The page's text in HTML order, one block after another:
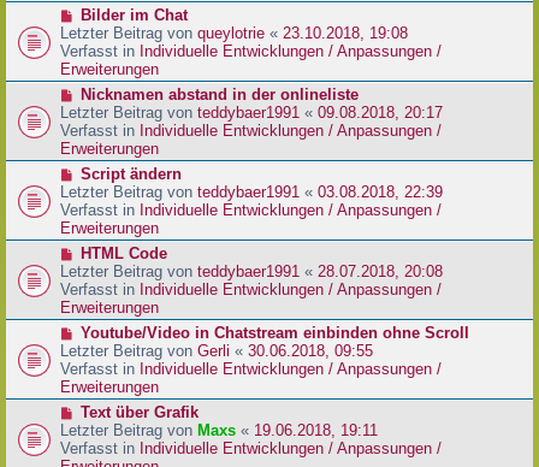
r
a
g
r
B
e
i
t
a
g
N
e
u
e
r
B
e
i
t
a
g
Bilder im Chat
Letzter Beitrag von queylotrie « 23.10.2018, 19:08
Verfasst in Individuelle Entwicklungen / Anpassungen /
Erweiterungen
N
e
u
e
r
B
e
i
t
a
g
Nicknamen abstand in der onlineliste
Letzter Beitrag von teddybaer1991 « 09.08.2018, 20:17
Verfasst in Individuelle Entwicklungen / Anpassungen /
Erweiterungen
N
e
u
e
r
B
e
i
t
a
g
Script ändern
Letzter Beitrag von teddybaer1991 « 03.08.2018, 22:39
Verfasst in Individuelle Entwicklungen / Anpassungen /
Erweiterungen
N
e
u
e
r
B
e
i
t
a
g
HTML Code
Letzter Beitrag von teddybaer1991 « 28.07.2018, 20:08
Verfasst in Individuelle Entwicklungen / Anpassungen /
Erweiterungen
N
e
u
e
r
B
e
i
Youtube/Video in Chatstream einbinden ohne Scroll
Letzter Beitrag von Gerli « 30.06.2018, 09:55
Verfasst in Individuelle Entwicklungen / Anpassungen /
Erweiterungen
N
e
u
Text über Grafik
Letzter Beitrag von Maxs « 19.06.2018, 19:11
Verfasst in Individuelle Entwicklungen / Anpassungen /